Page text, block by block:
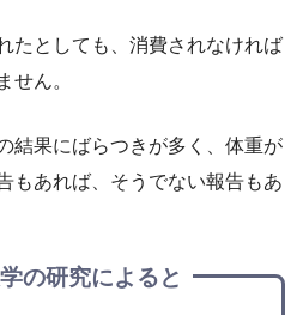
たとしても、消費されなければ
せん。
結果にばらつきが多く、体重が
もあれば、そうでない報告もあ
の研究によると